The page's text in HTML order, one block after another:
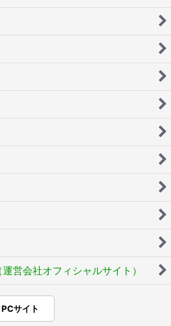
営会社オフィシャルサイト）
PCサイト